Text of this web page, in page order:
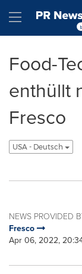
Hamburger
Food-
enthüllt
Fresco
USA - Deutsch
NEWS PROVIDED
Fresco
Apr 06, 2022,